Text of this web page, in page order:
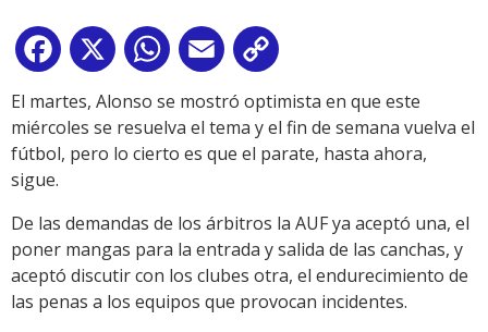
Facebook
X WhatsApp
Email
Link
El martes, Alonso se mostró optimista en que este
miércoles se resuelva el tema y el fin de semana vuelva el
fútbol, pero lo cierto es que el parate, hasta ahora,
sigue.
De las demandas de los árbitros la AUF ya aceptó una, el
poner mangas para la entrada y salida de las canchas, y
aceptó discutir con los clubes otra, el endurecimiento de
las penas a los equipos que provocan incidentes.